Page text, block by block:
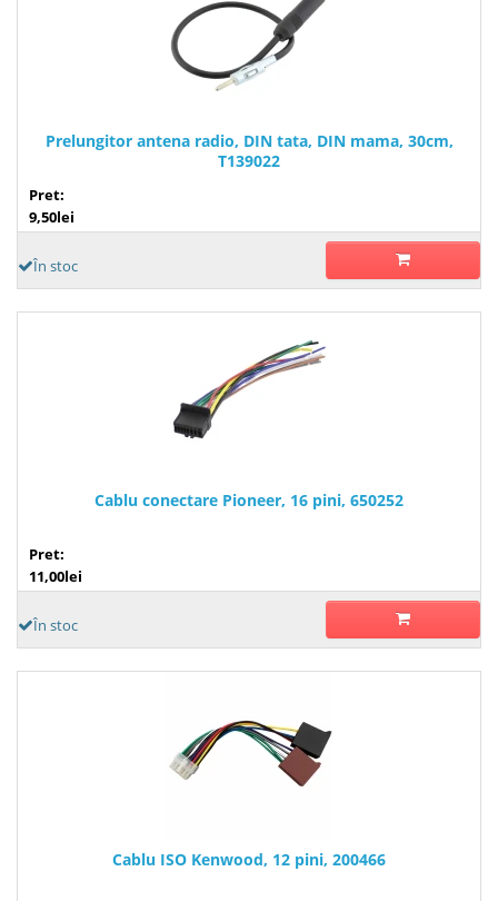
Prelungitor antena radio, DIN tata, DIN mama, 30cm,
T139022
Pret:
9,50lei
În stoc
Cablu conectare Pioneer, 16 pini, 650252
Pret:
11,00lei
În stoc
Cablu ISO Kenwood, 12 pini, 200466